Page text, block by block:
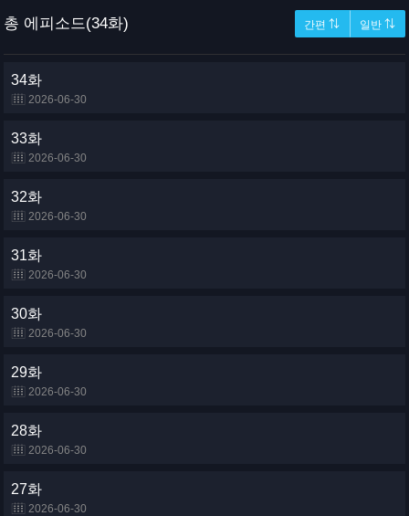
총 에피소드(34화) 간편 ⇅ 일반 ⇅
34화
2026-06-30
33화
2026-06-30
32화
2026-06-30
31화
2026-06-30
30화
2026-06-30
29화
2026-06-30
28화
2026-06-30
27화
2026-06-30